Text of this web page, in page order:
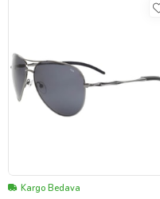
Kargo Bedava